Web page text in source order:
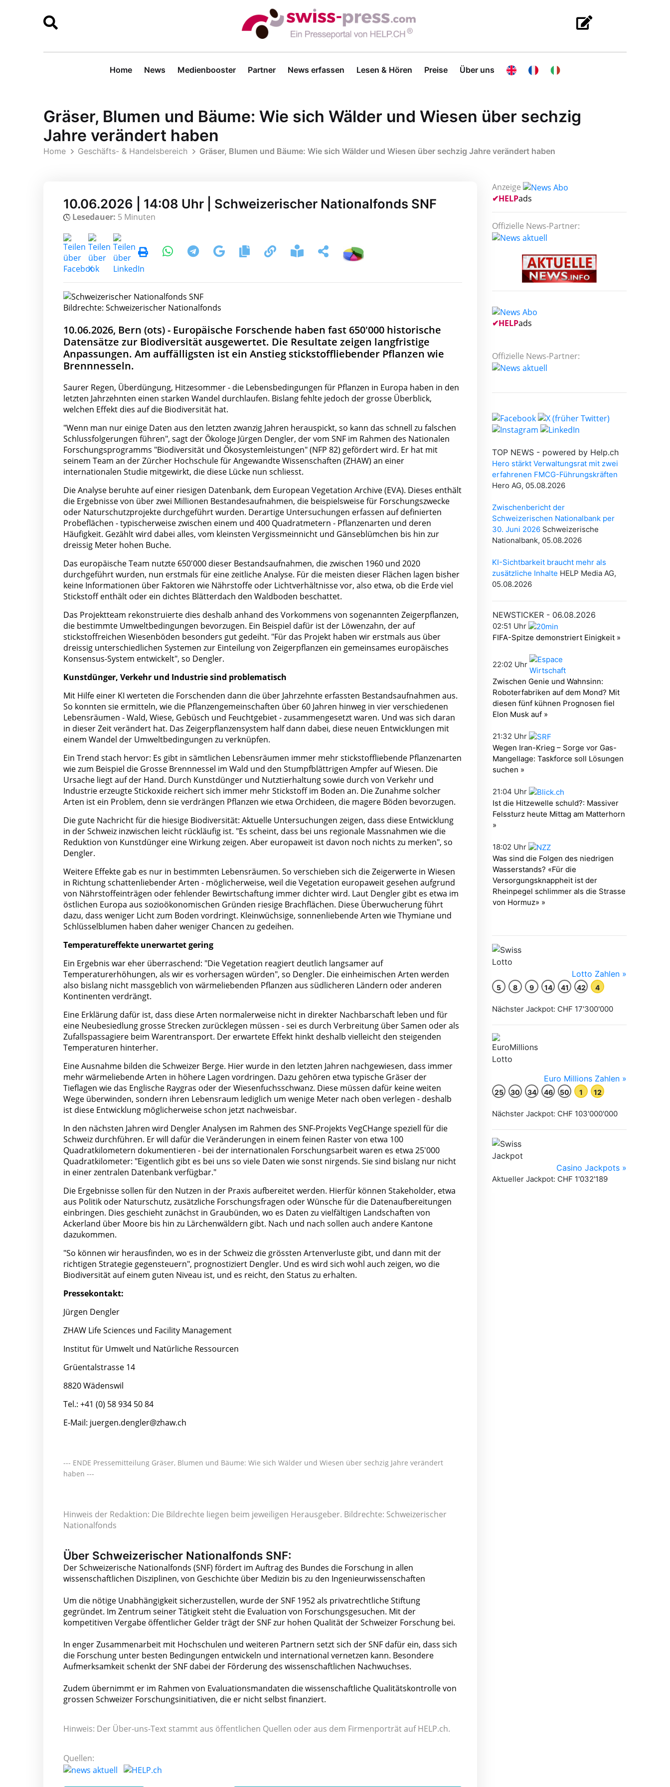
Home News Medienbooster Partner News erfassen Lesen & Hören Preise Über uns
Gräser, Blumen und Bäume: Wie sich Wälder und Wiesen über sechzig
Jahre verändert haben
Home Geschäfts- & Handelsbereich Gräser, Blumen und Bäume: Wie sich Wälder und Wiesen über sechzig Jahre verändert haben
10.06.2026 | 14:08 Uhr | Schweizerischer Nationalfonds SNF
Lesedauer: 5 Minuten
Bildrechte: Schweizerischer Nationalfonds
10.06.2026, Bern (ots) - Europäische Forschende haben fast 650'000 historische
Datensätze zur Biodiversität ausgewertet. Die Resultate zeigen langfristige
Anpassungen. Am auffälligsten ist ein Anstieg stickstoffliebender Pflanzen wie
Brennnesseln.
Saurer Regen, Überdüngung, Hitzesommer - die Lebensbedingungen für Pflanzen in Europa haben in den
letzten Jahrzehnten einen starken Wandel durchlaufen. Bislang fehlte jedoch der grosse Überblick,
welchen Effekt dies auf die Biodiversität hat.
"Wenn man nur einige Daten aus den letzten zwanzig Jahren herauspickt, so kann das schnell zu falschen
Schlussfolgerungen führen", sagt der Ökologe Jürgen Dengler, der vom SNF im Rahmen des Nationalen
Forschungsprogramms "Biodiversität und Ökosystemleistungen" (NFP 82) gefördert wird. Er hat mit
seinem Team an der Zürcher Hochschule für Angewandte Wissenschaften (ZHAW) an einer
internationalen Studie mitgewirkt, die diese Lücke nun schliesst.
Die Analyse beruhte auf einer riesigen Datenbank, dem European Vegetation Archive (EVA). Dieses enthält
die Ergebnisse von über zwei Millionen Bestandesaufnahmen, die beispielsweise für Forschungszwecke
oder Naturschutzprojekte durchgeführt wurden. Derartige Untersuchungen erfassen auf definierten
Probeflächen - typischerweise zwischen einem und 400 Quadratmetern - Pflanzenarten und deren
Häufigkeit. Gezählt wird dabei alles, vom kleinsten Vergissmeinnicht und Gänseblümchen bis hin zur
dreissig Meter hohen Buche.
Das europäische Team nutzte 650'000 dieser Bestandsaufnahmen, die zwischen 1960 und 2020
durchgeführt wurden, nun erstmals für eine zeitliche Analyse. Für die meisten dieser Flächen lagen bisher
keine Informationen über Faktoren wie Nährstoffe oder Lichtverhältnisse vor, also etwa, ob die Erde viel
Stickstoff enthält oder ein dichtes Blätterdach den Waldboden beschattet.
Das Projektteam rekonstruierte dies deshalb anhand des Vorkommens von sogenannten Zeigerpflanzen,
die bestimmte Umweltbedingungen bevorzugen. Ein Beispiel dafür ist der Löwenzahn, der auf
stickstoffreichen Wiesenböden besonders gut gedeiht. "Für das Projekt haben wir erstmals aus über
dreissig unterschiedlichen Systemen zur Einteilung von Zeigerpflanzen ein gemeinsames europäisches
Konsensus-System entwickelt", so Dengler.
Kunstdünger, Verkehr und Industrie sind problematisch
Mit Hilfe einer KI werteten die Forschenden dann die über Jahrzehnte erfassten Bestandsaufnahmen aus.
So konnten sie ermitteln, wie die Pflanzengemeinschaften über 60 Jahren hinweg in vier verschiedenen
Lebensräumen - Wald, Wiese, Gebüsch und Feuchtgebiet - zusammengesetzt waren. Und was sich daran
in dieser Zeit verändert hat. Das Zeigerpflanzensystem half dann dabei, diese neuen Entwicklungen mit
einem Wandel der Umweltbedingungen zu verknüpfen.
Ein Trend stach hervor: Es gibt in sämtlichen Lebensräumen immer mehr stickstoffliebende Pflanzenarten
wie zum Beispiel die Grosse Brennnessel im Wald und den Stumpfblättrigen Ampfer auf Wiesen. Die
Ursache liegt auf der Hand. Durch Kunstdünger und Nutztierhaltung sowie durch von Verkehr und
Industrie erzeugte Stickoxide reichert sich immer mehr Stickstoff im Boden an. Die Zunahme solcher
Arten ist ein Problem, denn sie verdrängen Pflanzen wie etwa Orchideen, die magere Böden bevorzugen.
Die gute Nachricht für die hiesige Biodiversität: Aktuelle Untersuchungen zeigen, dass diese Entwicklung
in der Schweiz inzwischen leicht rückläufig ist. "Es scheint, dass bei uns regionale Massnahmen wie die
Reduktion von Kunstdünger eine Wirkung zeigen. Aber europaweit ist davon noch nichts zu merken", so
Dengler.
Weitere Effekte gab es nur in bestimmten Lebensräumen. So verschieben sich die Zeigerwerte in Wiesen
in Richtung schattenliebender Arten - möglicherweise, weil die Vegetation europaweit gesehen aufgrund
von Nährstoffeinträgen oder fehlender Bewirtschaftung immer dichter wird. Laut Dengler gibt es etwa im
östlichen Europa aus sozioökonomischen Gründen riesige Brachflächen. Diese Überwucherung führt
dazu, dass weniger Licht zum Boden vordringt. Kleinwüchsige, sonnenliebende Arten wie Thymiane und
Schlüsselblumen haben daher weniger Chancen zu gedeihen.
Temperatureffekte unerwartet gering
Ein Ergebnis war eher überraschend: "Die Vegetation reagiert deutlich langsamer auf
Temperaturerhöhungen, als wir es vorhersagen würden", so Dengler. Die einheimischen Arten werden
also bislang nicht massgeblich von wärmeliebenden Pflanzen aus südlicheren Ländern oder anderen
Kontinenten verdrängt.
Eine Erklärung dafür ist, dass diese Arten normalerweise nicht in direkter Nachbarschaft leben und für
eine Neubesiedlung grosse Strecken zurücklegen müssen - sei es durch Verbreitung über Samen oder als
Zufallspassagiere beim Warentransport. Der erwartete Effekt hinkt deshalb vielleicht den steigenden
Temperaturen hinterher.
Eine Ausnahme bilden die Schweizer Berge. Hier wurde in den letzten Jahren nachgewiesen, dass immer
mehr wärmeliebende Arten in höhere Lagen vordringen. Dazu gehören etwa typische Gräser der
Tieflagen wie das Englische Raygras oder der Wiesenfuchsschwanz. Diese müssen dafür keine weiten
Wege überwinden, sondern ihren Lebensraum lediglich um wenige Meter nach oben verlegen - deshalb
ist diese Entwicklung möglicherweise schon jetzt nachweisbar.
In den nächsten Jahren wird Dengler Analysen im Rahmen des SNF-Projekts VegCHange speziell für die
Schweiz durchführen. Er will dafür die Veränderungen in einem feinen Raster von etwa 100
Quadratkilometern dokumentieren - bei der internationalen Forschungsarbeit waren es etwa 25'000
Quadratkilometer: "Eigentlich gibt es bei uns so viele Daten wie sonst nirgends. Sie sind bislang nur nicht
in einer zentralen Datenbank verfügbar."
Die Ergebnisse sollen für den Nutzen in der Praxis aufbereitet werden. Hierfür können Stakeholder, etwa
aus Politik oder Naturschutz, zusätzliche Forschungsfragen oder Wünsche für die Datenaufbereitungen
einbringen. Dies geschieht zunächst in Graubünden, wo es Daten zu vielfältigen Landschaften von
Ackerland über Moore bis hin zu Lärchenwäldern gibt. Nach und nach sollen auch andere Kantone
dazukommen.
"So können wir herausfinden, wo es in der Schweiz die grössten Artenverluste gibt, und dann mit der
richtigen Strategie gegensteuern", prognostiziert Dengler. Und es wird sich wohl auch zeigen, wo die
Biodiversität auf einem guten Niveau ist, und es reicht, den Status zu erhalten.
Pressekontakt:
Jürgen Dengler
ZHAW Life Sciences und Facility Management
Institut für Umwelt und Natürliche Ressourcen
Grüentalstrasse 14
8820 Wädenswil
Tel.: +41 (0) 58 934 50 84
E-Mail: juergen.dengler@zhaw.ch
--- ENDE Pressemitteilung Gräser, Blumen und Bäume: Wie sich Wälder und Wiesen über sechzig Jahre verändert
haben ---
Hinweis der Redaktion: Die Bildrechte liegen beim jeweiligen Herausgeber. Bildrechte: Schweizerischer
Nationalfonds
Über Schweizerischer Nationalfonds SNF:
Der Schweizerische Nationalfonds (SNF) fördert im Auftrag des Bundes die Forschung in allen
wissenschaftlichen Disziplinen, von Geschichte über Medizin bis zu den Ingenieurwissenschaften
Um die nötige Unabhängigkeit sicherzustellen, wurde der SNF 1952 als privatrechtliche Stiftung
gegründet. Im Zentrum seiner Tätigkeit steht die Evaluation von Forschungsgesuchen. Mit der
kompetitiven Vergabe öffentlicher Gelder trägt der SNF zur hohen Qualität der Schweizer Forschung bei.
In enger Zusammenarbeit mit Hochschulen und weiteren Partnern setzt sich der SNF dafür ein, dass sich
die Forschung unter besten Bedingungen entwickeln und international vernetzen kann. Besondere
Aufmerksamkeit schenkt der SNF dabei der Förderung des wissenschaftlichen Nachwuchses.
Zudem übernimmt er im Rahmen von Evaluationsmandaten die wissenschaftliche Qualitätskontrolle von
grossen Schweizer Forschungsinitiativen, die er nicht selbst finanziert.
Hinweis: Der Über-uns-Text stammt aus öffentlichen Quellen oder aus dem Firmenporträt auf HELP.ch.
Quellen:
Anzeige
✔HELPads
Offizielle News-Partner:
✔HELPads
Offizielle News-Partner: